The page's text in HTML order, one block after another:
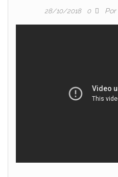
28/10/2018 0 Por